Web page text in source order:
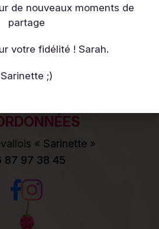
Artisanale à
Cotentin vous propose
dans les points de
retrait
« Sarinette »
87 97 38 45
de nouveaux moments de
partage
votre fidélité ! Sarah.
Sarinette ;)